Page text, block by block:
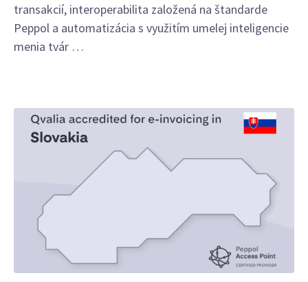
transakcií, interoperabilita založená na štandarde
Peppol a automatizácia s využitím umelej inteligencie
menia tvár …